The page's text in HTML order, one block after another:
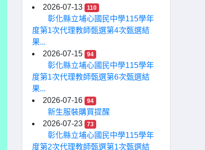
2026-07-13
110
彰化縣立埔心國民中學115學年
度第1次代理教師甄選第4次甄選結
果...
2026-07-15
94
彰化縣立埔心國民中學115學年
度第1次代理教師甄選第6次甄選結
果...
2026-07-16
94
新生服裝購買提醒
2026-07-23
73
彰化縣立埔心國民中學115學年
度第2次代理教師甄選第1次甄選結